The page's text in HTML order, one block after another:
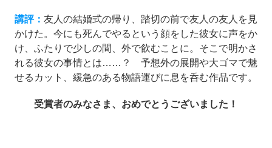
講評： 友人の結婚式の帰り、踏切の前で友人の友人を見
かけた。今にも死んでやるという顔をした彼女に声をか
け、ふたりで少しの間、外で飲むことに。そこで明かさ
れる彼女の事情とは……？ 予想外の展開や大ゴマで魅
せるカット、緩急のある物語運びに息を呑む作品です。
受賞者のみなさま、おめでとうございました！